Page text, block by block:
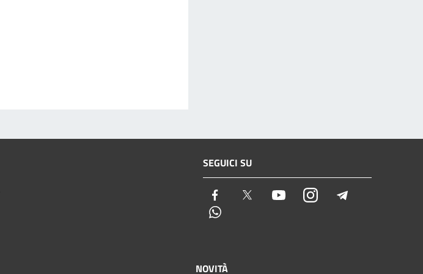
SEGUICI SU
Facebook Twitter YoutubeInstagram
NOVITÀ